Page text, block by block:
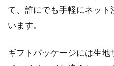
て、誰にでも手軽にネッ
います。
ギフトパッケージには生